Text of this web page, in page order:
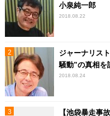
小泉純一郎
2018.08.22
ジャーナリス
騒動”の真相を
2018.08.24
【池袋暴走事